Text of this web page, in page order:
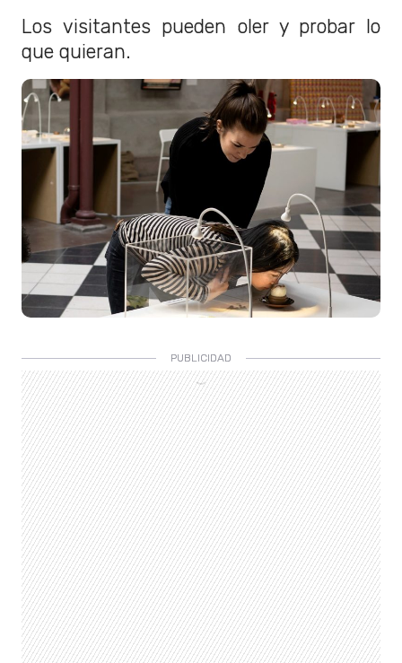
Los visitantes pueden oler y probar lo
que quieran.